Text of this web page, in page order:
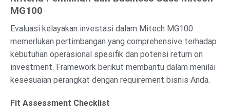
MG100
Evaluasi kelayakan investasi dalam Mitech MG100
memerlukan pertimbangan yang comprehensive terhadap
kebutuhan operasional spesifik dan potensi return on
investment. Framework berikut membantu dalam menilai
kesesuaian perangkat dengan requirement bisnis Anda.
Fit Assessment Checklist